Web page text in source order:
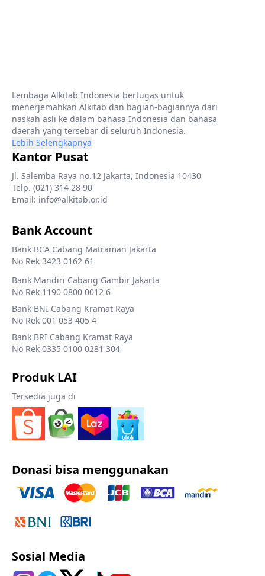
Lembaga Alkitab Indonesia bertugas untuk
menerjemahkan Alkitab dan bagian-bagiannya dari
naskah asli ke dalam bahasa Indonesia dan bahasa
daerah yang tersebar di seluruh Indonesia.
Lebih Selengkapnya
Kantor Pusat
Jl. Salemba Raya no.12 Jakarta, Indonesia 10430
Telp. (021) 314 28 90
Email: info@alkitab.or.id
Bank Account
Bank BCA Cabang Matraman Jakarta
No Rek 3423 0162 61
Bank Mandiri Cabang Gambir Jakarta
No Rek 1190 0800 0012 6
Bank BNI Cabang Kramat Raya
No Rek 001 053 405 4
Bank BRI Cabang Kramat Raya
No Rek 0335 0100 0281 304
Produk LAI
Tersedia juga di
Donasi bisa menggunakan
Sosial Media